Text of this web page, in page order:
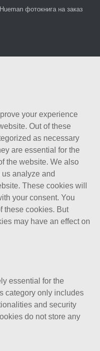
фотокнига на заказ
your experience
Out of these
as necessary
are essential for the
the website. We also
analyze and
These cookies will
your consent. You
these cookies. But
may have an effect on
essential for the
category only includes
and security
do not store any